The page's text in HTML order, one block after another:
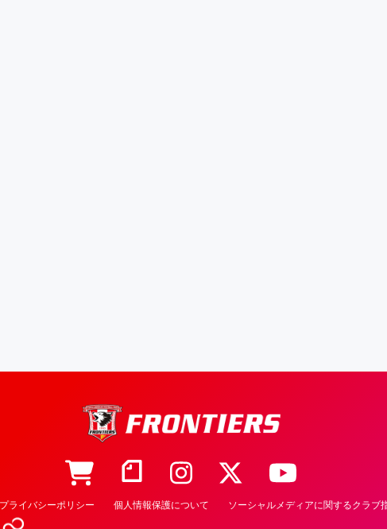
プライバシーポリシー 個人情報保護について ソーシャルメディアに関するクラブ